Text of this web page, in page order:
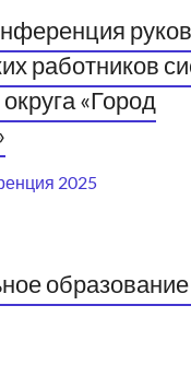
работников
«Город
2025